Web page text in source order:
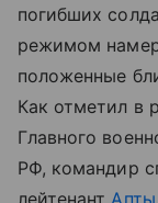
погибших
режимом
положенные
Как отметил в
Главного
РФ, командир